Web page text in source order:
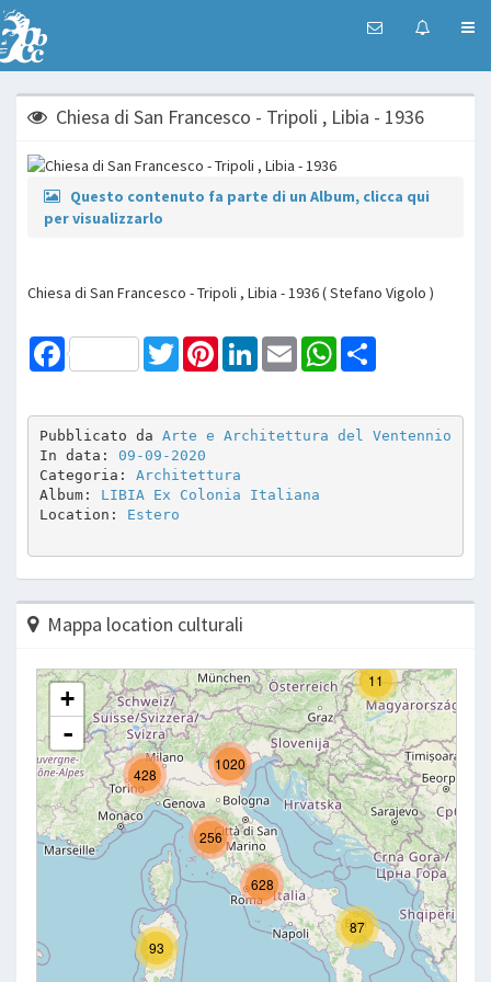
Chiesa di San Francesco - Tripoli , Libia - 1936
Questo contenuto fa parte di un Album, clicca qui
per visualizzarlo
Chiesa di San Francesco - Tripoli , Libia - 1936 ( Stefano Vigolo )
Facebook TwitterPinterestLinkedInEmail WhatsApp
Pubblicato da Arte e Architettura del Ventennio
In data: 09-09-2020
Categoria: Architettura
Album: LIBIA Ex Colonia Italiana
Location: Estero
Mappa location culturali